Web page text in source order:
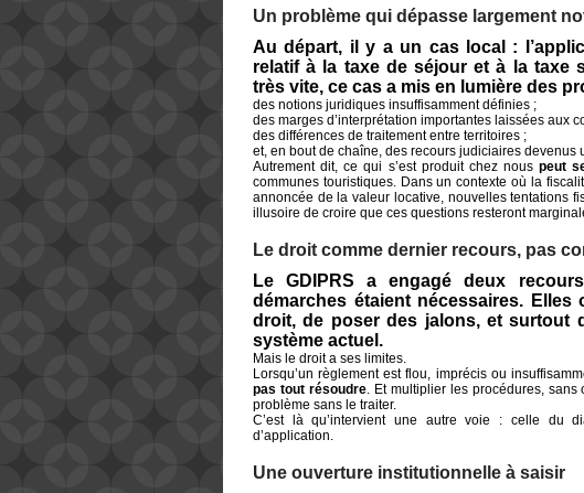
Un problème qui dépasse largement
Au départ, il y a un cas local :
relatif à la taxe de séjour et à la taxe
très vite, ce cas a mis en lumière des
des notions juridiques insuffisamment définies ;
des marges d’interprétation importantes laissées aux
des différences de traitement entre territoires ;
et, en bout de chaîne, des recours judiciaires devenus
Autrement dit, ce qui s’est produit chez nous peut
communes touristiques. Dans un contexte où la
annoncée de la valeur locative, nouvelles tentations
illusoire de croire que ces questions resteront
Le droit comme dernier recours, pas
Le GDIPRS a engagé deux
démarches étaient nécessaires.
droit, de poser des jalons, et surtout
système actuel.
Mais le droit a ses limites.
Lorsqu’un règlement est flou, imprécis ou
pas tout résoudre. Et multiplier les procédures,
problème sans le traiter.
C’est là qu’intervient une autre voie : celle du
d’application.
Une ouverture institutionnelle à saisir